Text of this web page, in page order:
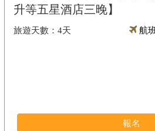
升等五星酒店三晚】
4天 航
報名